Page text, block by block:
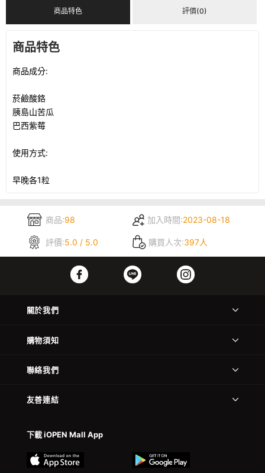
商品特色 評價(0)
商品特色
商品成分:
菸鹼酸鉻
胰島山苦瓜
巴西紫莓
使用方式:
早晚各1粒
商品:98 加入時間:2023-08-18
評價:5.0 / 5.0 購買人次:397人
關於我們
購物須知
聯絡我們
友善連結
下載 iOPEN Mall App